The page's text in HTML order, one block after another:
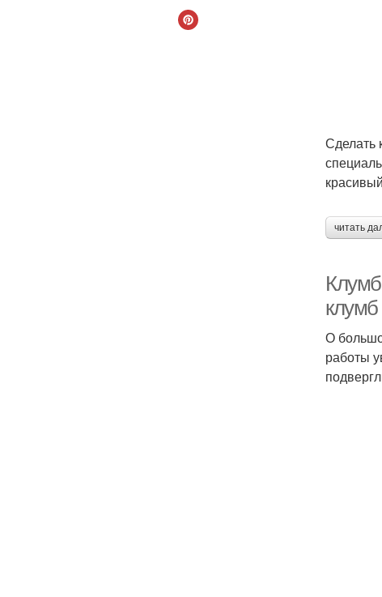
Сделать
читать
О
работы